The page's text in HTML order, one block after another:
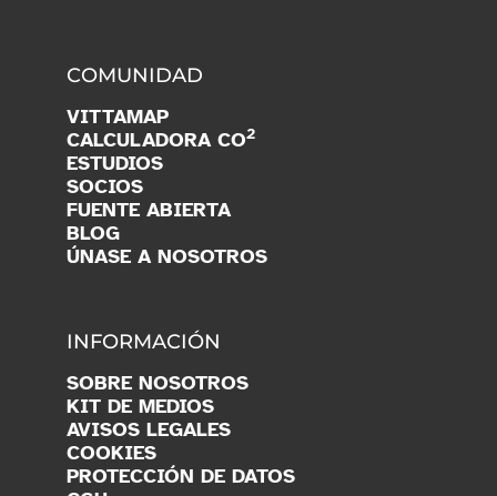
COMUNIDAD
VITTAMAP
CALCULADORA CO2
ESTUDIOS
SOCIOS
FUENTE ABIERTA
BLOG
ÚNASE A NOSOTROS
INFORMACIÓN
SOBRE NOSOTROS
KIT DE MEDIOS
AVISOS LEGALES
COOKIES
PROTECCIÓN DE DATOS